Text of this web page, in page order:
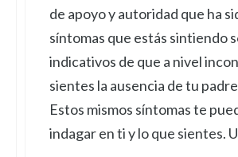
de apoyo y autoridad que ha
síntomas que estás sintiendo
indicativos de que a nivel
sientes la ausencia de tu
Estos mismos síntomas te
indagar en ti y lo que sientes.